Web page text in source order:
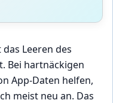
Leeren des
Bei hartnäckigen
App-Daten helfen,
meist neu an. Das